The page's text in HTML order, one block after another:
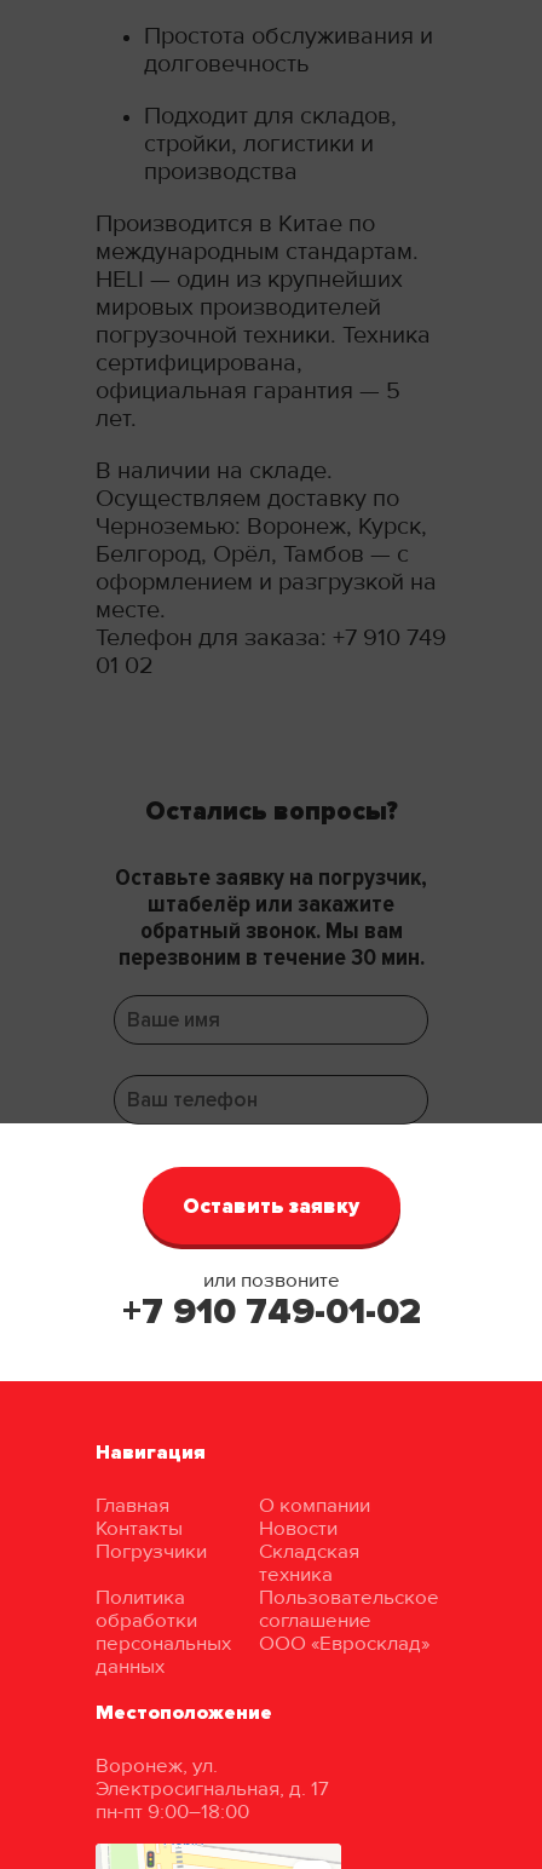
Простота обслуживания и
долговечность
Подходит для складов,
стройки, логистики и
производства
Производится в Китае по
международным стандартам.
HELI — один из крупнейших
мировых производителей
погрузочной техники. Техника
сертифицирована,
официальная гарантия — 5
лет.
В наличии на складе.
Осуществляем доставку по
Черноземью: Воронеж, Курск,
Белгород, Орёл, Тамбов — с
оформлением и разгрузкой на
месте.
Телефон для заказа: +7 910 749
01 02
Остались вопросы?
Оставьте заявку на погрузчик,
штабелёр или закажите
обратный звонок. Мы вам
перезвоним в течение 30 мин.
или позвоните
+7 910 749-01-02
Навигация
Главная
О компании
Контакты
Новости
Погрузчики
Складская
техника
Политика
обработки
персональных
данных
Пользовательское
соглашение
ООО «Евросклад»
Местоположение
Воронеж, ул.
Электросигнальная, д. 17
пн-пт 9:00–18:00